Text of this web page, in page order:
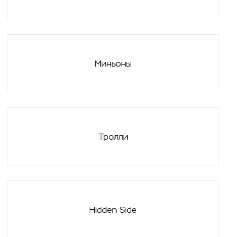
Миньоны
Тролли
Hidden Side